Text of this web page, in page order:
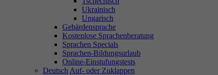
Ukrainisch
Ungarisch
Gebärdensprache
Kostenlose Sprachenberatung
Sprachen Specials
Sprachen-Bildungsurlaub
Online-Einstufungstests
Deutsch Auf- oder Zuklappen